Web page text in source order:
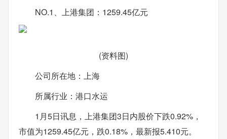
NO.1、上港集团：1259.45亿元
(资料图)
公司所在地：上海
所属行业：港口水运
1月5日讯息，上港集团3日内股价下跌0.92%，
市值为1259.45亿元，跌0.18%，最新报5.410元。